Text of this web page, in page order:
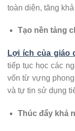
toàn diện, tăng
Tạo nền tảng
Lợi ích của giáo
tiếp tục học các
vốn từ vựng
và tự tin sử dụng
Thúc đẩy khả